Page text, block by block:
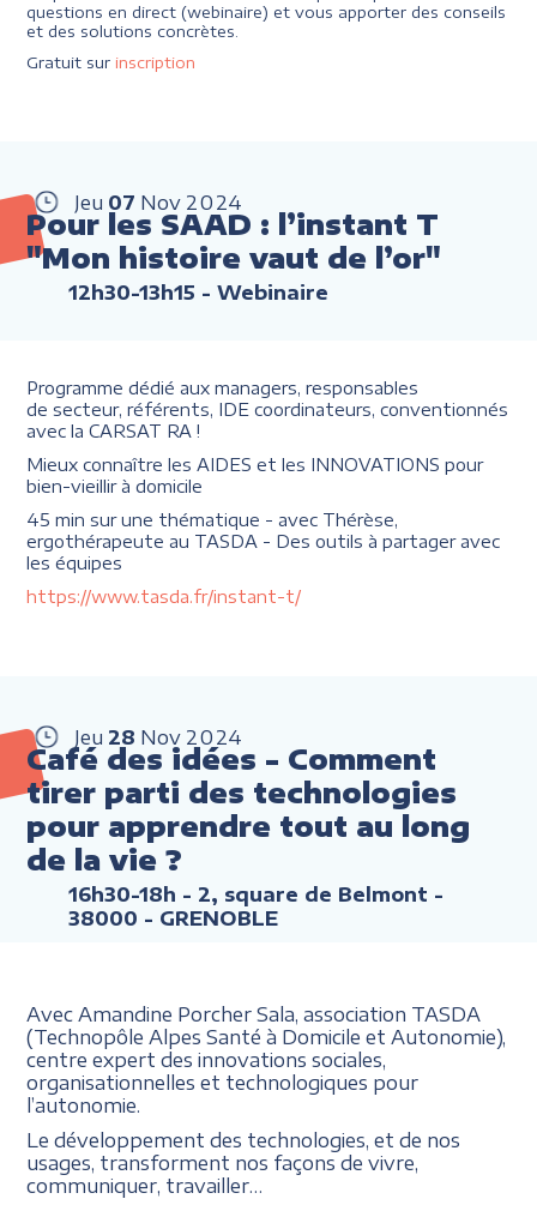
questions en direct (webinaire) et vous apporter des conseils
et des solutions concrètes.
Gratuit sur inscription
Jeu 07 Nov 2024
Pour les SAAD : l’instant T
"Mon histoire vaut de l’or"
12h30-13h15 - Webinaire
Programme dédié aux managers, responsables
de secteur, référents, IDE coordinateurs, conventionnés
avec la CARSAT RA !
Mieux connaître les AIDES et les INNOVATIONS pour
bien-vieillir à domicile
45 min sur une thématique - avec Thérèse,
ergothérapeute au TASDA - Des outils à partager avec
les équipes
https://www.tasda.fr/instant-t/
Jeu 28 Nov 2024
Café des idées - Comment
tirer parti des technologies
pour apprendre tout au long
de la vie ?
16h30-18h - 2, square de Belmont -
38000 - GRENOBLE
Avec Amandine Porcher Sala, association TASDA
(Technopôle Alpes Santé à Domicile et Autonomie),
centre expert des innovations sociales,
organisationnelles et technologiques pour
l’autonomie.
Le développement des technologies, et de nos
usages, transforment nos façons de vivre,
communiquer, travailler…